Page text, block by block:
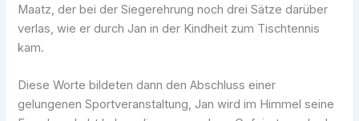
Maatz, der bei der Siegerehrung noch drei Sätze darüber
verlas, wie er durch Jan in der Kindheit zum Tischtennis
kam.
Diese Worte bildeten dann den Abschluss einer
gelungenen Sportveranstaltung, Jan wird im Himmel seine